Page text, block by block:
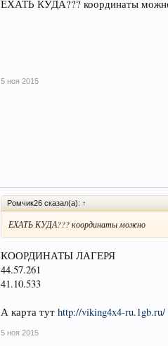
ЕХАТЬ КУДА??? координаты
5 ноя 2015
Ромчик26 сказал(а): ↑
ЕХАТЬ КУДА??? координаты можно
КООРДИНАТЫ ЛАГЕРЯ
44.57.261
41.10.533
А карта тут http://viking4x4-ru.1gb.ru/
5 ноя 2015